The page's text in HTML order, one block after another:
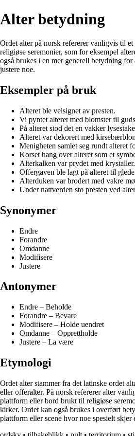
Alter betydning
Ordet alter på norsk refererer vanligvis til
religiøse seremonier, som for eksempel
også brukes i en mer generell betydning for
justere noe.
Eksempler på bruk
Alteret ble velsignet av presten.
Vi pyntet alteret med blomster til
På alteret stod det en vakker
Alteret var dekorert med
Menigheten samlet seg rundt alteret
Korset hang over alteret som et
Alterkalken var prydet med krystaller.
Offergaven ble lagt på alteret til
Alterduken var brodert med vakre
Under nattverden sto presten ved
Synonymer
Endre
Forandre
Omdanne
Modifisere
Justere
Antonymer
Endre – Beholde
Forandre – Bevare
Modifisere – Holde uendret
Omdanne – Opprettholde
Justere – La være
Etymologi
Ordet alter stammer fra det latinske ordet
eller offeralter. På norsk refererer alter
plattform eller bord brukt til religiøse
kirker. Ordet kan også brukes i overført
plattform eller scene hvor noe spesielt skjer